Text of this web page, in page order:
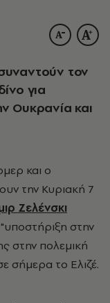
τον
για
Ουκρανία και
και ο
την Κυριακή 7
Ζελένσκι
στην
στην πολεμική
σήμερα το Ελιζέ.